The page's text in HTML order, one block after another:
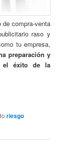
de compra-venta
raso y
tu empresa,
preparación y
el éxito de la
riesgo